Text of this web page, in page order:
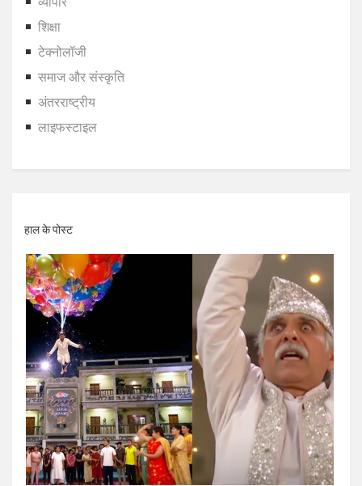
शिक्षा
टेक्नोलॉजी
समाज और संस्कृति
अंतरराष्ट्रीय
लाइफस्टाइल
हाल के पोस्ट